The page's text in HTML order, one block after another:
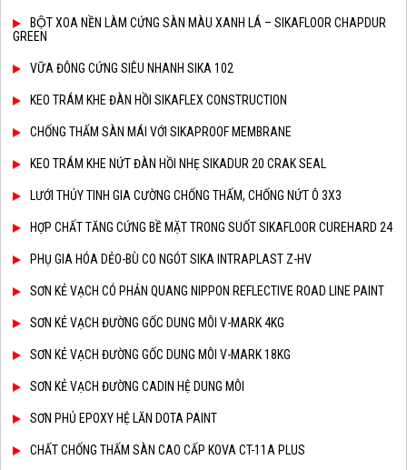
BỘT XOA NỀN LÀM CỨNG SÀN MÀU XANH LÁ – SIKAFLOOR CHAPDUR
GREEN
VỮA ĐÔNG CỨNG SIÊU NHANH SIKA 102
KEO TRÁM KHE ĐÀN HỒI SIKAFLEX CONSTRUCTION
CHỐNG THẤM SÀN MÁI VỚI SIKAPROOF MEMBRANE
KEO TRÁM KHE NỨT ĐÀN HỒI NHẸ SIKADUR 20 CRAK SEAL
LƯỚI THỦY TINH GIA CƯỜNG CHỐNG THẤM, CHỐNG NỨT Ô 3X3
HỢP CHẤT TĂNG CỨNG BỀ MẶT TRONG SUỐT SIKAFLOOR CUREHARD 24
PHỤ GIA HÓA DẺO-BÙ CO NGÓT SIKA INTRAPLAST Z-HV
SƠN KẺ VẠCH CÓ PHẢN QUANG NIPPON REFLECTIVE ROAD LINE PAINT
SƠN KẺ VẠCH ĐƯỜNG GỐC DUNG MÔI V-MARK 4KG
SƠN KẺ VẠCH ĐƯỜNG GỐC DUNG MÔI V-MARK 18KG
SƠN KẺ VẠCH ĐƯỜNG CADIN HỆ DUNG MÔI
SƠN PHỦ EPOXY HỆ LĂN DOTA PAINT
CHẤT CHỐNG THẤM SÀN CAO CẤP KOVA CT-11A PLUS